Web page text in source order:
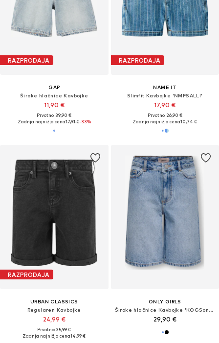
RAZPRODAJA
GAP
Široke hlačnice Kavbojke
11,90 €
Prvotno: 39,90 €
Zadnja najnižja cena17,91 €-33%
RAZPRODAJA
NAME IT
Slimfit Kavbojke 'NMFSALLI'
17,90 €
Prvotno: 26,90 €
Zadnja najnižja cena10,74 €
RAZPRODAJA
URBAN CLASSICS
Regularen Kavbojke
24,99 €
Prvotno: 35,99 €
Zadnja najnižja cena14,99 €
ONLY GIRLS
Široke hlačnice Kavbojke 'KOGSonny'
29,90 €